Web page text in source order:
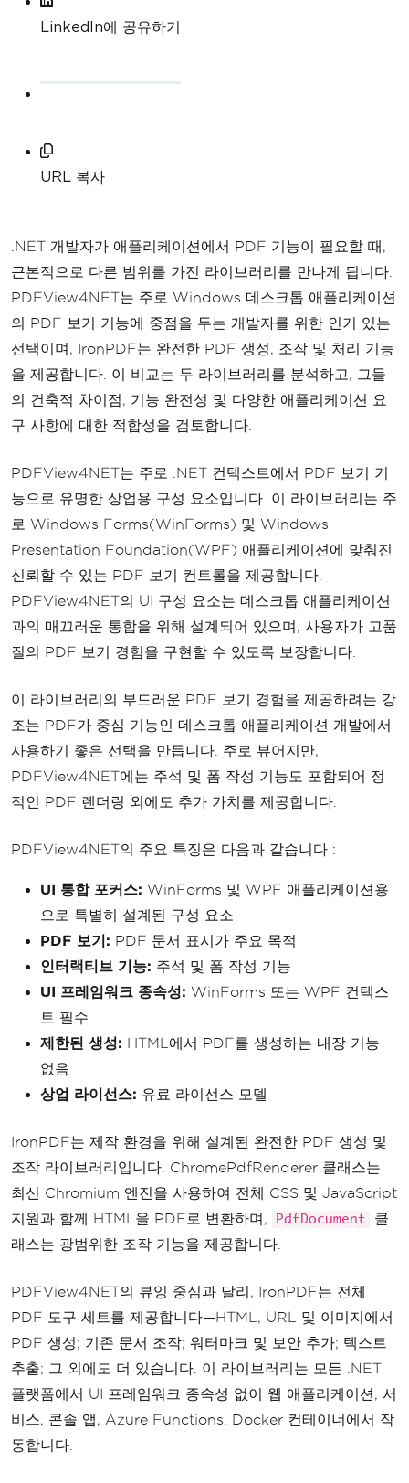
LinkedIn에 공유하기
URL 복사
.NET 개발자가 애플리케이션에서 PDF 기능이 필요할 때,
근본적으로 다른 범위를 가진 라이브러리를 만나게 됩니다.
PDFView4NET는 주로 Windows 데스크톱 애플리케이션
의 PDF 보기 기능에 중점을 두는 개발자를 위한 인기 있는
선택이며, IronPDF는 완전한 PDF 생성, 조작 및 처리 기능
을 제공합니다. 이 비교는 두 라이브러리를 분석하고, 그들
의 건축적 차이점, 기능 완전성 및 다양한 애플리케이션 요
구 사항에 대한 적합성을 검토합니다.
PDFView4NET는 주로 .NET 컨텍스트에서 PDF 보기 기
능으로 유명한 상업용 구성 요소입니다. 이 라이브러리는 주
로 Windows Forms(WinForms) 및 Windows
Presentation Foundation(WPF) 애플리케이션에 맞춰진
신뢰할 수 있는 PDF 보기 컨트롤을 제공합니다.
PDFView4NET의 UI 구성 요소는 데스크톱 애플리케이션
과의 매끄러운 통합을 위해 설계되어 있으며, 사용자가 고품
질의 PDF 보기 경험을 구현할 수 있도록 보장합니다.
이 라이브러리의 부드러운 PDF 보기 경험을 제공하려는 강
조는 PDF가 중심 기능인 데스크톱 애플리케이션 개발에서
사용하기 좋은 선택을 만듭니다. 주로 뷰어지만,
PDFView4NET에는 주석 및 폼 작성 기능도 포함되어 정
적인 PDF 렌더링 외에도 추가 가치를 제공합니다.
PDFView4NET의 주요 특징은 다음과 같습니다 :
UI 통합 포커스: WinForms 및 WPF 애플리케이션용
으로 특별히 설계된 구성 요소
PDF 보기: PDF 문서 표시가 주요 목적
인터랙티브 기능: 주석 및 폼 작성 기능
UI 프레임워크 종속성: WinForms 또는 WPF 컨텍스
트 필수
제한된 생성: HTML에서 PDF를 생성하는 내장 기능
없음
상업 라이선스: 유료 라이선스 모델
IronPDF는 제작 환경을 위해 설계된 완전한 PDF 생성 및
조작 라이브러리입니다. ChromePdfRenderer 클래스는
최신 Chromium 엔진을 사용하여 전체 CSS 및 JavaScript
지원과 함께 HTML을 PDF로 변환하며,
PdfDocument
클
래스는 광범위한 조작 기능을 제공합니다.
PDFView4NET의 뷰잉 중심과 달리, IronPDF는 전체
PDF 도구 세트를 제공합니다—HTML, URL 및 이미지에서
PDF 생성; 기존 문서 조작; 워터마크 및 보안 추가; 텍스트
추출; 그 외에도 더 있습니다. 이 라이브러리는 모든 .NET
플랫폼에서 UI 프레임워크 종속성 없이 웹 애플리케이션, 서
비스, 콘솔 앱, Azure Functions, Docker 컨테이너에서 작
동합니다.